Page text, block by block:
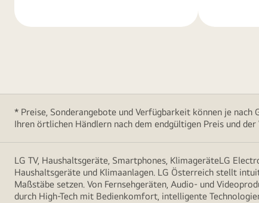
* Preise, Sonderangebote und Verfügbarkeit können je nach
Ihren örtlichen Händlern nach dem endgültigen Preis und
LG TV, Haushaltsgeräte, Smartphones, KlimageräteLG
Haushaltsgeräte und Klimaanlagen. LG Österreich stellt
Maßstäbe setzen. Von Fernsehgeräten, Audio- und
durch High-Tech mit Bedienkomfort, intelligente